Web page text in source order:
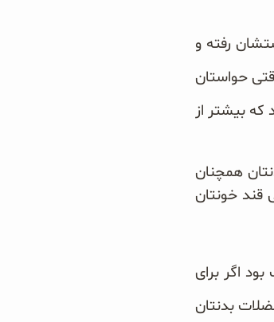
رفته و
حواستان
که بیشتر از
همچنان
قند خونتان
اگر برای
بدنتان